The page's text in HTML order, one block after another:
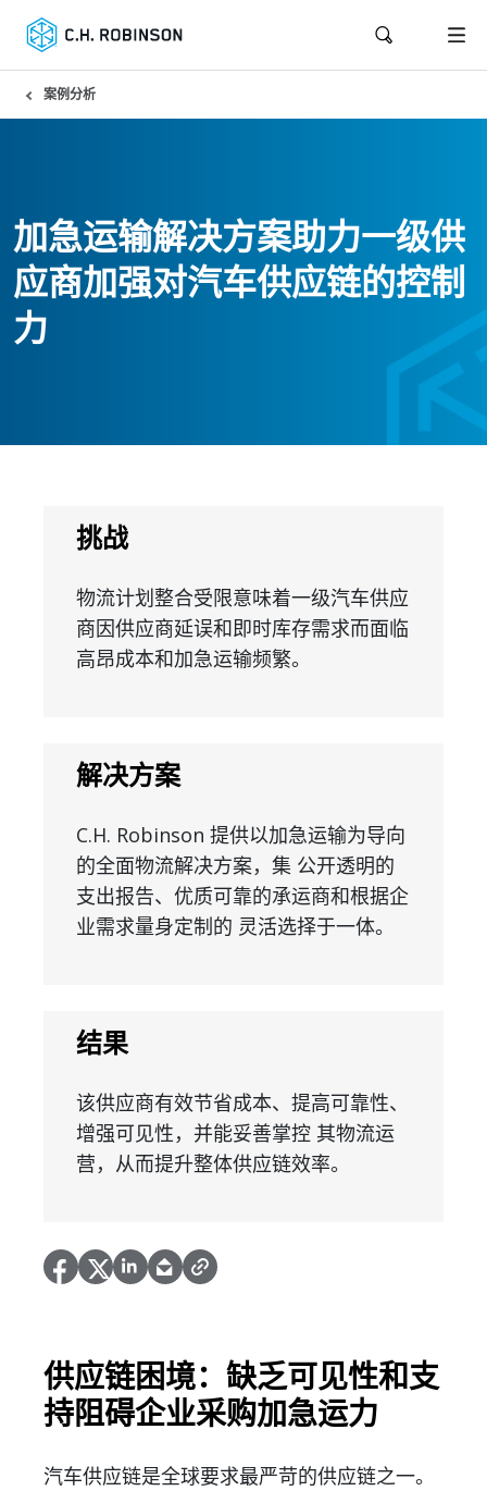
案例分析
加急运输解决方案助力一级供
应商加强对汽车供应链的控制
力
挑战
物流计划整合受限意味着一级汽车供应
商因供应商延误和即时库存需求而面临
高昂成本和加急运输频繁。
解决方案
C.H. Robinson 提供以加急运输为导向
的全面物流解决方案，集 公开透明的
支出报告、优质可靠的承运商和根据企
业需求量身定制的 灵活选择于一体。
结果
该供应商有效节省成本、提高可靠性、
增强可见性，并能妥善掌控 其物流运
营，从而提升整体供应链效率。
供应链困境：缺乏可见性和支
持阻碍企业采购加急运力
汽车供应链是全球要求最严苛的供应链之一。